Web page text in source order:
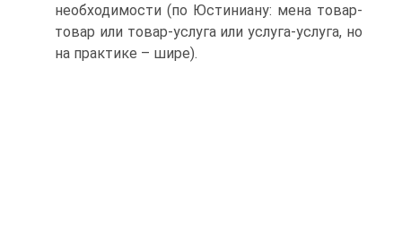
необходимости (по Юстиниану: мена товар-
товар или товар-услуга или услуга-услуга, но
на практике – шире).